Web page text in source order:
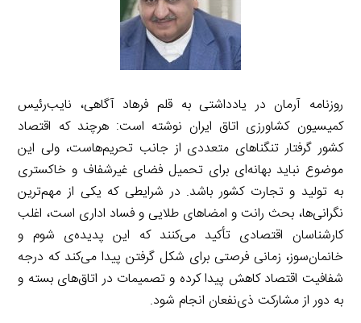
روزنامه آرمان در یادداشتی به قلم فرهاد آگاهی، نایب‌رئیس
کمیسیون کشاورزی اتاق ایران نوشته است: هرچند که اقتصاد
کشور گرفتار تنگناهای متعددی از جانب تحریم‌هاست، ولی این
موضوع نباید بهانه‌ای برای تحمیل فضای غیرشفاف و خاکستری
به تولید و تجارت کشور باشد. در شرایطی که یکی از مهم‌ترین
نگرانی‌ها، بحث رانت و امضاهای طلایی و فساد اداری است، اغلب
کارشناسان اقتصادی تأکید می‌کنند که این پدیده‌ی شوم و
خانمان‌سوز، زمانی فرصتی برای شکل گرفتن پیدا می‌کند که درجه
شفافیت اقتصاد کاهش پیدا کرده و تصمیمات در اتاق‌های بسته و
به دور از مشارکت ذی‌نفعان انجام شود.